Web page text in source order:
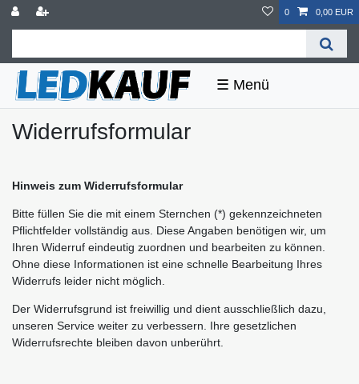
0 0,00 EUR
☰
Widerrufs­formular
Hinweis zum Widerrufsformular
Bitte füllen Sie die mit einem Sternchen (*) gekennzeichneten
Pflichtfelder vollständig aus. Diese Angaben benötigen wir, um
Ihren Widerruf eindeutig zuordnen und bearbeiten zu können.
Ohne diese Informationen ist eine schnelle Bearbeitung Ihres
Widerrufs leider nicht möglich.
Der Widerrufsgrund ist freiwillig und dient ausschließlich dazu,
unseren Service weiter zu verbessern. Ihre gesetzlichen
Widerrufsrechte bleiben davon unberührt.